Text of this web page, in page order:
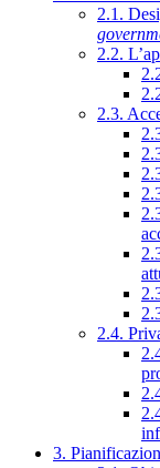
2.1.
2.2.
2.3.
2.4.
3.